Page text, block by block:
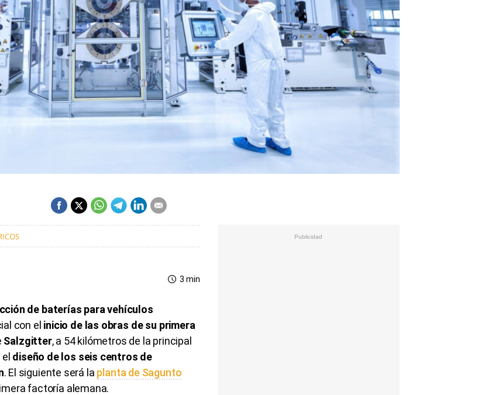
3 min
de baterías para vehículos
con el inicio de las obras de su primera
Salzgitter, a 54 kilómetros de la principal
diseño de los seis centros de
. El siguiente será la planta de Sagunto
factoría alemana.